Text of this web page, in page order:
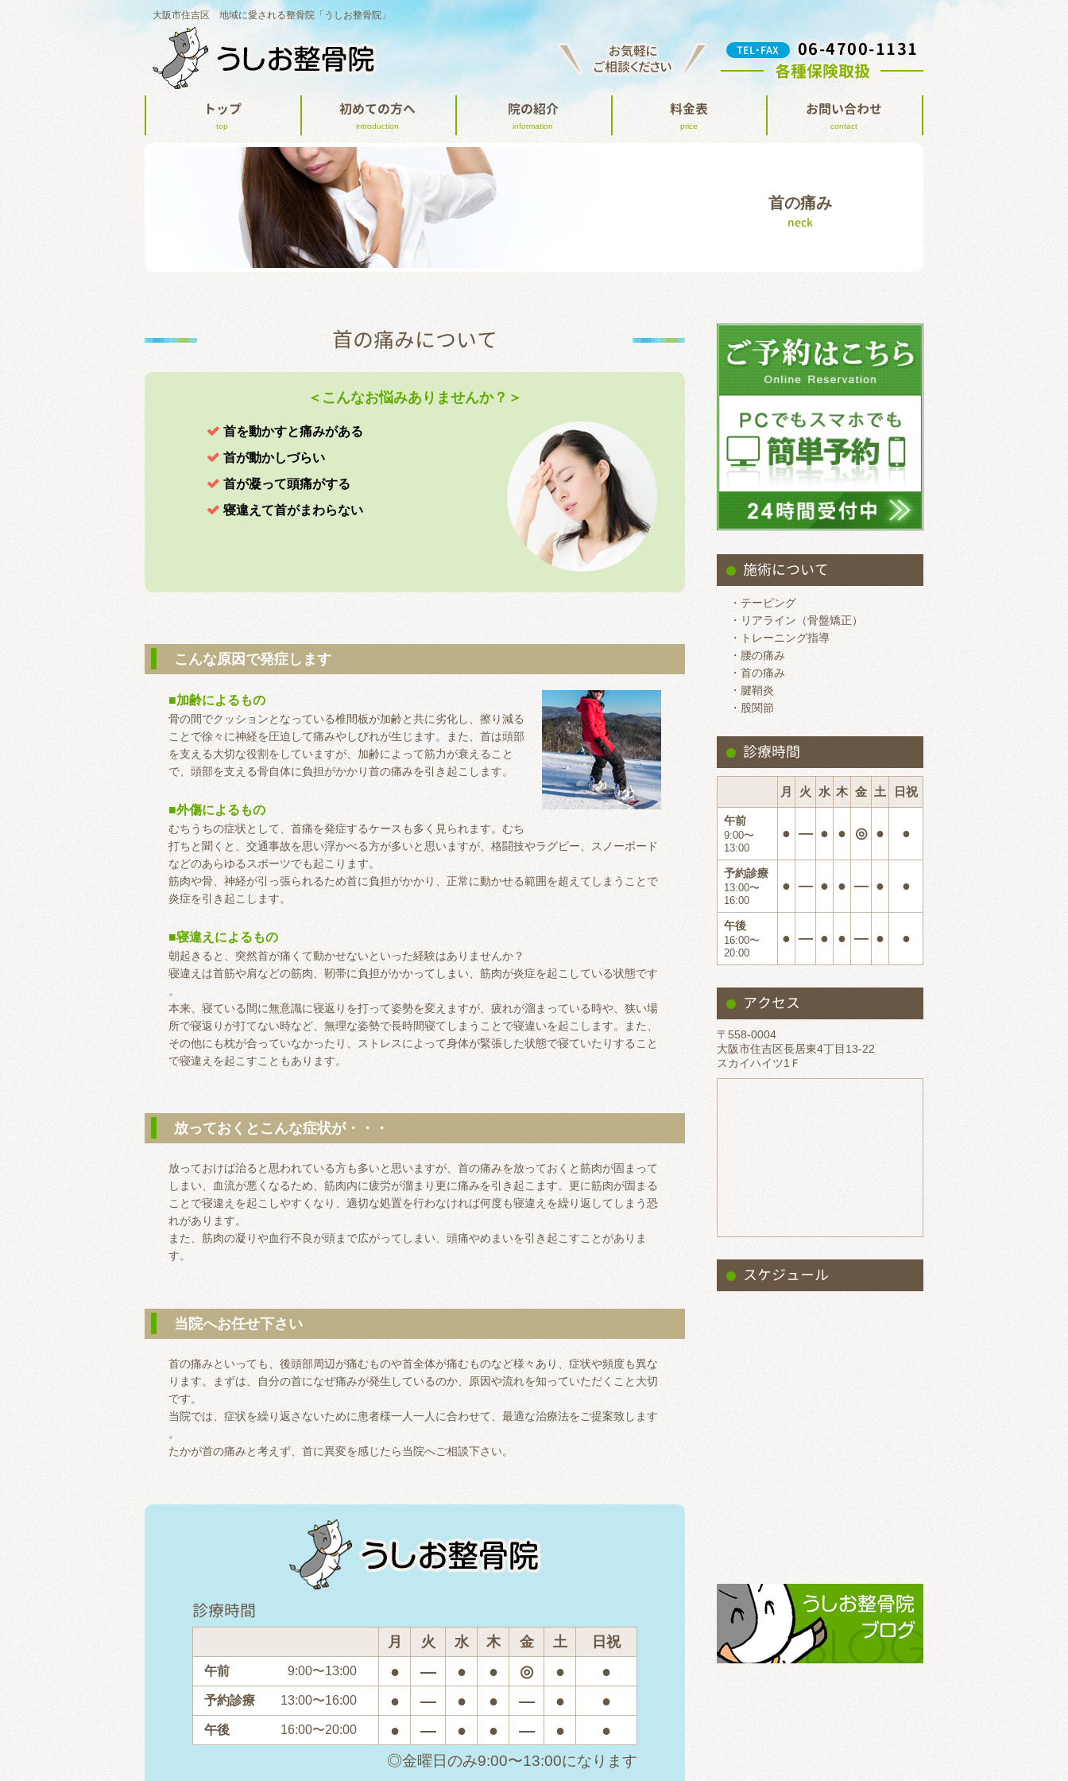
大阪市住吉区 地域に愛される整骨院「うしお整骨院」
お気軽に
ご相談ください
TEL・FAX
06-4700-1131
各種保険取扱
トップ
top
初めての方へ
introduction
院の紹介
information
料金表
price
お問い合わせ
contact
首の痛み
neck
首の痛みについて
＜こんなお悩みありませんか？＞
 首を動かすと痛みがある
 首が動かしづらい
 首が凝って頭痛がする
 寝違えて首がまわらない
こんな原因で発症します
■加齢によるもの
骨の間でクッションとなっている椎間板が加齢と共に劣化し、擦り減る
ことで徐々に神経を圧迫して痛みやしびれが生じます。また、首は頭部
を支える大切な役割をしていますが、加齢によって筋力が衰えること
で、頭部を支える骨自体に負担がかかり首の痛みを引き起こします。
■外傷によるもの
むちうちの症状として、首痛を発症するケースも多く見られます。むち
打ちと聞くと、交通事故を思い浮かべる方が多いと思いますが、格闘技やラグビー、スノーボード
などのあらゆるスポーツでも起こります。
筋肉や骨、神経が引っ張られるため首に負担がかかり、正常に動かせる範囲を超えてしまうことで
炎症を引き起こします。
■寝違えによるもの
朝起きると、突然首が痛くて動かせないといった経験はありませんか？
寝違えは首筋や肩などの筋肉、靭帯に負担がかかってしまい、筋肉が炎症を起こしている状態です
。
本来、寝ている間に無意識に寝返りを打って姿勢を変えますが、疲れが溜まっている時や、狭い場
所で寝返りが打てない時など、無理な姿勢で長時間寝てしまうことで寝違いを起こします。また、
その他にも枕が合っていなかったり、ストレスによって身体が緊張した状態で寝ていたりすること
で寝違えを起こすこともあります。
放っておくとこんな症状が・・・
放っておけば治ると思われている方も多いと思いますが、首の痛みを放っておくと筋肉が固まって
しまい、血流が悪くなるため、筋肉内に疲労が溜まり更に痛みを引き起こます。更に筋肉が固まる
ことで寝違えを起こしやすくなり、適切な処置を行わなければ何度も寝違えを繰り返してしまう恐
れがあります。
また、筋肉の凝りや血行不良が頭まで広がってしまい、頭痛やめまいを引き起こすことがありま
す。
当院へお任せ下さい
首の痛みといっても、後頭部周辺が痛むものや首全体が痛むものなど様々あり、症状や頻度も異な
ります。まずは、自分の首になぜ痛みが発生しているのか、原因や流れを知っていただくこと大切
です。
当院では、症状を繰り返さないために患者様一人一人に合わせて、最適な治療法をご提案致します
。
たかが首の痛みと考えず、首に異変を感じたら当院へご相談下さい。
診療時間
月 火 水 木 金 土 日祝
午前 9:00〜13:00 ● ― ● ● ◎ ● ●
予約診療 13:00〜16:00 ● ― ● ● ― ● ●
午後 16:00〜20:00 ● ― ● ● ― ● ●
◎金曜日のみ9:00〜13:00になります
施術について
・テーピング
・リアライン（骨盤矯正）
・トレーニング指導
・腰の痛み
・首の痛み
・腱鞘炎
・股関節
診療時間
月 火 水 木 金 土 日祝
午前
9:00〜
13:00
● ― ● ● ◎ ● ●
予約診療
13:00〜
16:00
● ― ● ● ― ● ●
午後
16:00〜
20:00
● ― ● ● ― ● ●
アクセス
〒558-0004
大阪市住吉区長居東4丁目13-22
スカイハイツ1Ｆ
スケジュール